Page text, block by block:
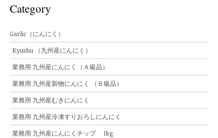
Category
Garlic（にんにく）
Kyushu （九州産にんにく）
業務用 九州産にんにく（Ａ級品）
業務用 九州産新物にんにく （Ｂ級品）
業務用 九州産むきにんにく
業務用 九州産冷凍すりおろしにんにく
業務用 九州産にんにくチップ 1kg